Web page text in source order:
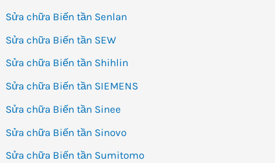
Sửa chữa Biến tần Senlan
Sửa chữa Biến tần SEW
Sửa chữa Biến tần Shihlin
Sửa chữa Biến tần SIEMENS
Sửa chữa Biến tần Sinee
Sửa chữa Biến tần Sinovo
Sửa chữa Biến tần Sumitomo